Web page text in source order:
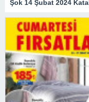
Şok 14 Şubat 2024